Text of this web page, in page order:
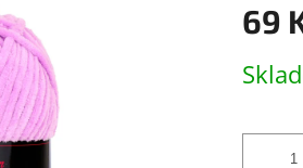
69
cena: